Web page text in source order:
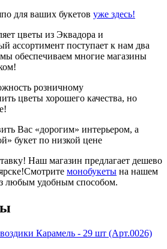
для ваших букетов уже здесь!
цветы из Эквадора и
ассортимент поступает к нам два
обеспечиваем многие магазины
розничному
цветы хорошего качества, но
Вас «дорогим» интерьером, а
букет по низкой цене
Наш магазин предлагает дешево
монобукеты на нашем
любым удобным способом.